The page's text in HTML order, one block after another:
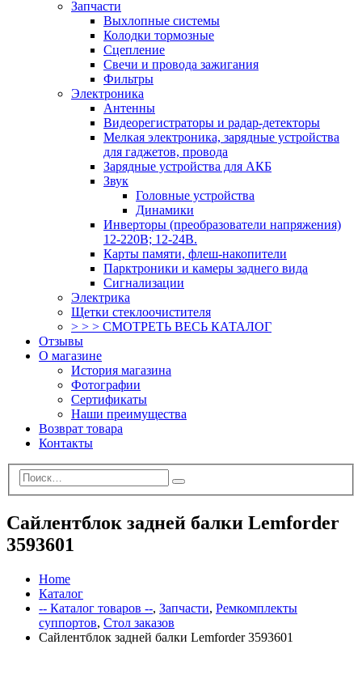
Запчасти
Выхлопные системы
Колодки тормозные
Сцепление
Свечи и провода зажигания
Фильтры
Электроника
Антенны
Видеорегистраторы и радар-детекторы
Мелкая электроника, зарядные устройства
для гаджетов, провода
Зарядные устройства для АКБ
Звук
Головные устройства
Динамики
Инверторы (преобразователи напряжения)
12-220В; 12-24В.
Карты памяти, флеш-накопители
Парктроники и камеры заднего вида
Сигнализации
Электрика
Щетки стеклоочистителя
> > > СМОТРЕТЬ ВЕСЬ КАТАЛОГ
Отзывы
О магазине
История магазина
Фотографии
Сертификаты
Наши преимущества
Возврат товара
Контакты
Сайлентблок задней балки Lemforder
3593601
Home
Каталог
-- Каталог товаров --, Запчасти, Ремкомплекты
суппортов, Стол заказов
Сайлентблок задней балки Lemforder 3593601